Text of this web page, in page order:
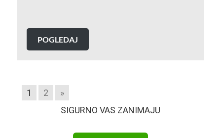
POGLEDAJ
1 2
»
SIGURNO VAS ZANIMAJU